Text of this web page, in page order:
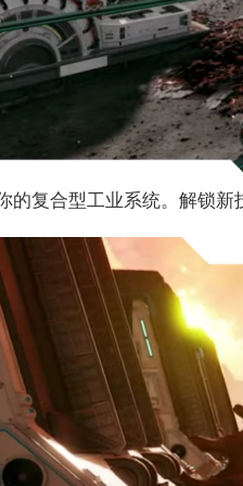
复合型工业系统。解锁